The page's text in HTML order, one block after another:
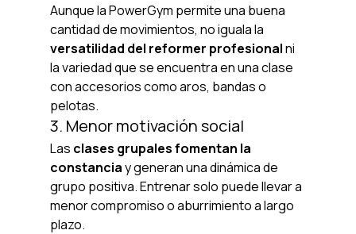
Aunque la PowerGym permite una buena
cantidad de movimientos, no iguala la
versatilidad del reformer profesional ni
la variedad que se encuentra en una clase
con accesorios como aros, bandas o
pelotas.
3. Menor motivación social
Las clases grupales fomentan la
constancia y generan una dinámica de
grupo positiva. Entrenar solo puede llevar a
menor compromiso o aburrimiento a largo
plazo.